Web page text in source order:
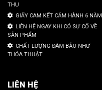
THU
GIẤY CAM KẾT CẢM HÀNH 6 NĂM
LIÊN HỆ NGAY KHI CÓ SỰ CỐ VỀ
SẢN PHẨM
CHẤT LƯỢNG ĐÀM BẢO NHƯ
THỎA THUẬT
LIÊN HỆ